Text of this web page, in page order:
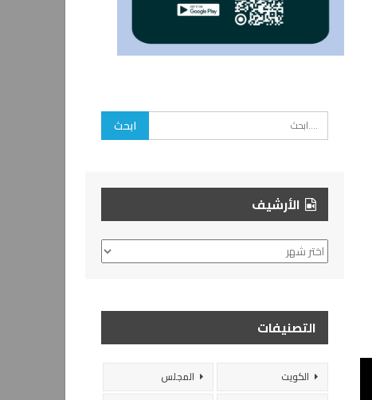
الأرشيف
الأرشيف
التصنيفات
الكويت
المجلس